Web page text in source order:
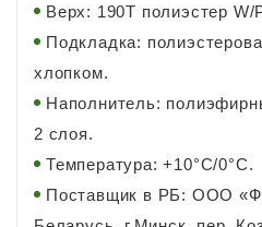
Верх: 190Т полиэстер W/
Подкладка:
хлопком.
Наполнитель:
2 слоя.
Температура: +10°C/0°C.
Поставщик в РБ: ООО